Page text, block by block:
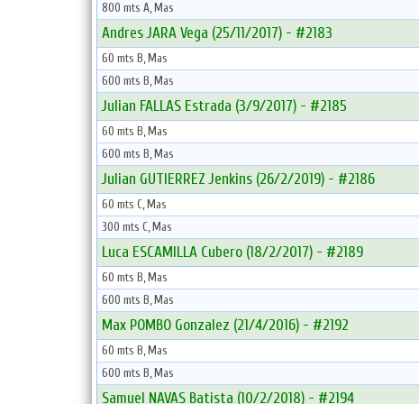
800 mts A, Mas
Andres JARA Vega (25/11/2017) - #2183
60 mts B, Mas
600 mts B, Mas
Julian FALLAS Estrada (3/9/2017) - #2185
60 mts B, Mas
600 mts B, Mas
Julian GUTIERREZ Jenkins (26/2/2019) - #2186
60 mts C, Mas
300 mts C, Mas
Luca ESCAMILLA Cubero (18/2/2017) - #2189
60 mts B, Mas
600 mts B, Mas
Max POMBO Gonzalez (21/4/2016) - #2192
60 mts B, Mas
600 mts B, Mas
Samuel NAVAS Batista (10/2/2018) - #2194